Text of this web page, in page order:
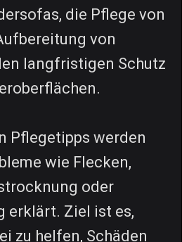
die Pflege von
von
langfristigen Schutz
Pflegetipps werden
wie Flecken,
oder
erklärt. Ziel ist es,
zu helfen, Schäden